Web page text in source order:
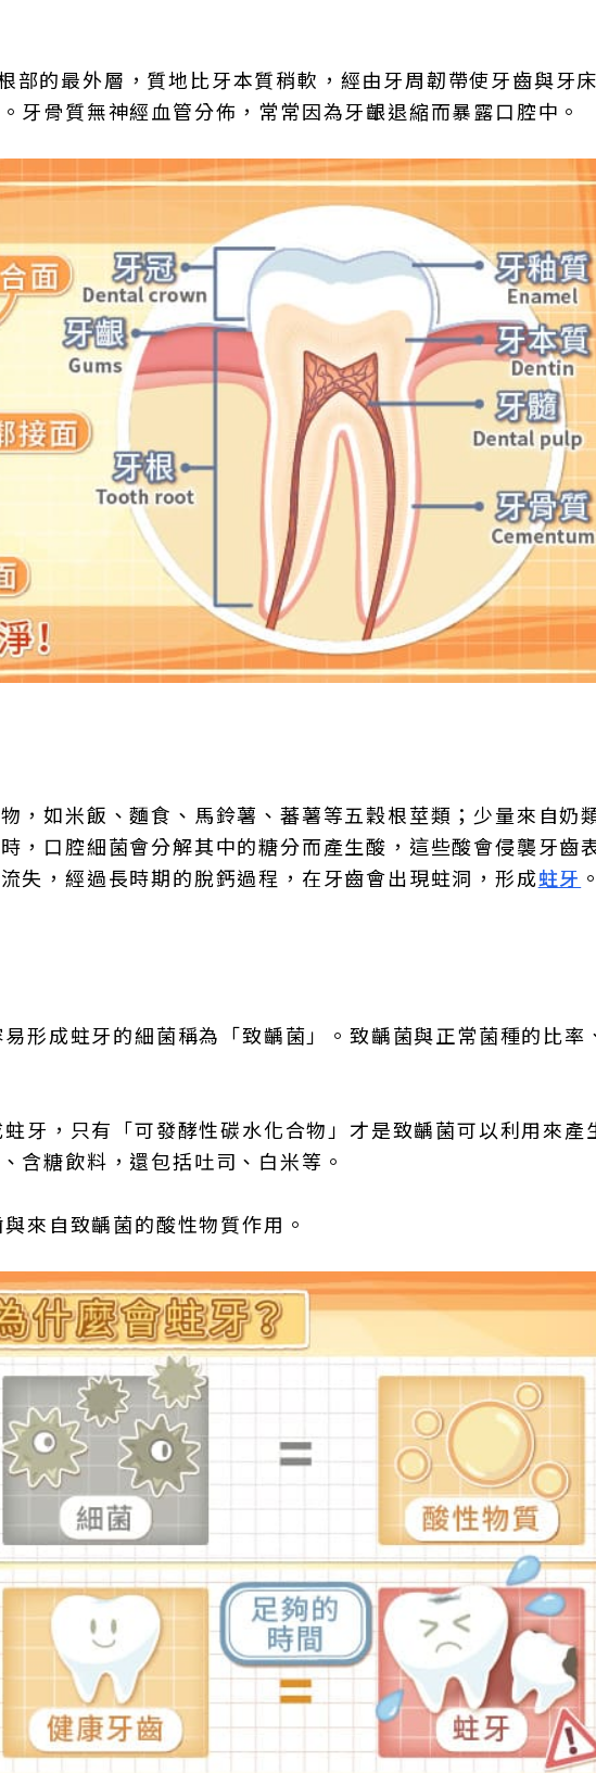
部的最外層，質地比牙本質稍軟，經由牙周韌帶使牙齒與牙
牙骨質無神經血管分佈，常常因為牙齦退縮而暴露口腔中。
，如米飯、麵食、馬鈴薯、蕃薯等五穀根莖類；少量來自奶
，口腔細菌會分解其中的糖分而產生酸，這些酸會侵襲牙齒
失，經過長時期的脫鈣過程，在牙齒會出現蛀洞，形成蛀牙
形成蛀牙的細菌稱為「致齲菌」。致齲菌與正常菌種的比率
牙，只有「可發酵性碳水化合物」才是致齲菌可以利用來產
含糖飲料，還包括吐司、白米等。
來自致齲菌的酸性物質作用。